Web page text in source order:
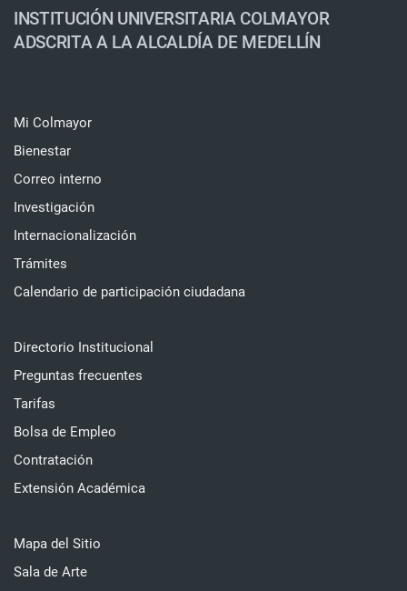
INSTITUCIÓN UNIVERSITARIA COLMAYOR
ADSCRITA A LA ALCALDÍA DE MEDELLÍN
Mi Colmayor
Bienestar
Correo interno
Investigación
Internacionalización
Trámites
Calendario de participación ciudadana
Directorio Institucional
Preguntas frecuentes
Tarifas
Bolsa de Empleo
Contratación
Extensión Académica
Mapa del Sitio
Sala de Arte